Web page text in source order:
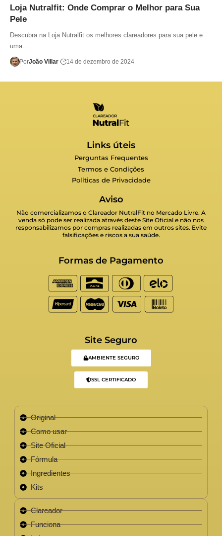
Loja Nutralfit: Onde Comprar o Melhor para Sua
Pele
Descubra na Loja Nutralfit os melhores clareadores para sua pele e
uma…
PorJoão Villar 14 de dezembro de 2024
Links úteis
Perguntas Frequentes
Termos e Condições
Políticas de Privacidade
Aviso
Não comercializamos o Clareador NutralFit no Mercado Livre. A
venda só pode ser realizada através deste Site Oficial e não nos
responsabilizamos por compras realizadas em outros sites. Evite
falsificações e riscos a sua saúde.
Formas de Pagamento
Site Seguro
AMBIENTE SEGURO
SSL CERTIFICADO
Original
Como usar
Site Oficial
Fórmula
Ingredientes
Kits
Clareador
Funciona